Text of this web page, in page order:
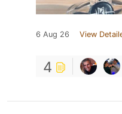
6 Aug 26 View
4